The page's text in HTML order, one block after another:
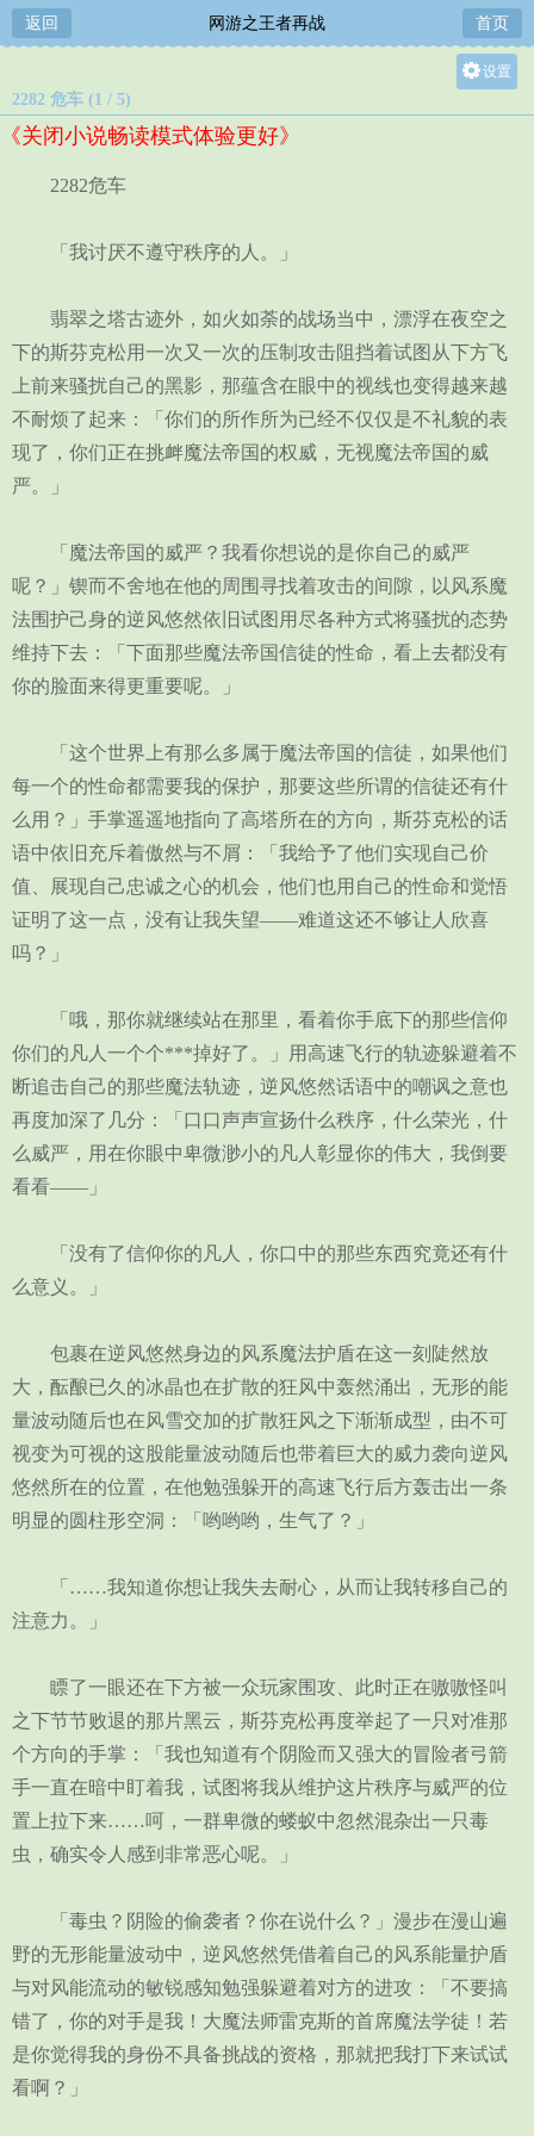
返回 网游之王者再战 首页
设置
2282 危车 (1 / 5)
《关闭小说畅读模式体验更好》
2282危车
「我讨厌不遵守秩序的人。」
翡翠之塔古迹外，如火如荼的战场当中，漂浮在夜空之
下的斯芬克松用一次又一次的压制攻击阻挡着试图从下方飞
上前来骚扰自己的黑影，那蕴含在眼中的视线也变得越来越
不耐烦了起来：「你们的所作所为已经不仅仅是不礼貌的表
现了，你们正在挑衅魔法帝国的权威，无视魔法帝国的威
严。」
「魔法帝国的威严？我看你想说的是你自己的威严
呢？」锲而不舍地在他的周围寻找着攻击的间隙，以风系魔
法围护己身的逆风悠然依旧试图用尽各种方式将骚扰的态势
维持下去：「下面那些魔法帝国信徒的性命，看上去都没有
你的脸面来得更重要呢。」
「这个世界上有那么多属于魔法帝国的信徒，如果他们
每一个的性命都需要我的保护，那要这些所谓的信徒还有什
么用？」手掌遥遥地指向了高塔所在的方向，斯芬克松的话
语中依旧充斥着傲然与不屑：「我给予了他们实现自己价
值、展现自己忠诚之心的机会，他们也用自己的性命和觉悟
证明了这一点，没有让我失望——难道这还不够让人欣喜
吗？」
「哦，那你就继续站在那里，看着你手底下的那些信仰
你们的凡人一个个***掉好了。」用高速飞行的轨迹躲避着不
断追击自己的那些魔法轨迹，逆风悠然话语中的嘲讽之意也
再度加深了几分：「口口声声宣扬什么秩序，什么荣光，什
么威严，用在你眼中卑微渺小的凡人彰显你的伟大，我倒要
看看——」
「没有了信仰你的凡人，你口中的那些东西究竟还有什
么意义。」
包裹在逆风悠然身边的风系魔法护盾在这一刻陡然放
大，酝酿已久的冰晶也在扩散的狂风中轰然涌出，无形的能
量波动随后也在风雪交加的扩散狂风之下渐渐成型，由不可
视变为可视的这股能量波动随后也带着巨大的威力袭向逆风
悠然所在的位置，在他勉强躲开的高速飞行后方轰击出一条
明显的圆柱形空洞：「哟哟哟，生气了？」
「……我知道你想让我失去耐心，从而让我转移自己的
注意力。」
瞟了一眼还在下方被一众玩家围攻、此时正在嗷嗷怪叫
之下节节败退的那片黑云，斯芬克松再度举起了一只对准那
个方向的手掌：「我也知道有个阴险而又强大的冒险者弓箭
手一直在暗中盯着我，试图将我从维护这片秩序与威严的位
置上拉下来……呵，一群卑微的蝼蚁中忽然混杂出一只毒
虫，确实令人感到非常恶心呢。」
「毒虫？阴险的偷袭者？你在说什么？」漫步在漫山遍
野的无形能量波动中，逆风悠然凭借着自己的风系能量护盾
与对风能流动的敏锐感知勉强躲避着对方的进攻：「不要搞
错了，你的对手是我！大魔法师雷克斯的首席魔法学徒！若
是你觉得我的身份不具备挑战的资格，那就把我打下来试试
看啊？」